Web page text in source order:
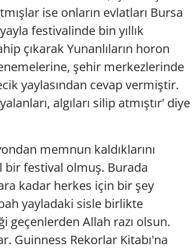
ise onların evlatları Bursa
festivalinde bin yıllık
çıkarak Yunanlıların horon
şehir merkezlerinde
yaylasından cevap vermiştir.
algıları silip atmıştır' diye
memnun kaldıklarını
bir festival olmuş. Burada
kadar herkes için bir şey
yayladaki sisle birlikte
geçenlerden Allah razı olsun.
Guinness Rekorlar Kitabı'na